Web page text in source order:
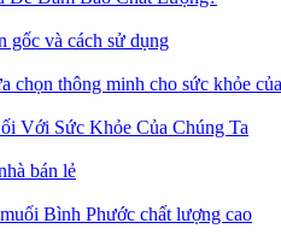
gốc và cách sử dụng
chọn thông minh cho sức khỏe
Với Sức Khỏe Của Chúng Ta
bán lẻ
Bình Phước chất lượng cao